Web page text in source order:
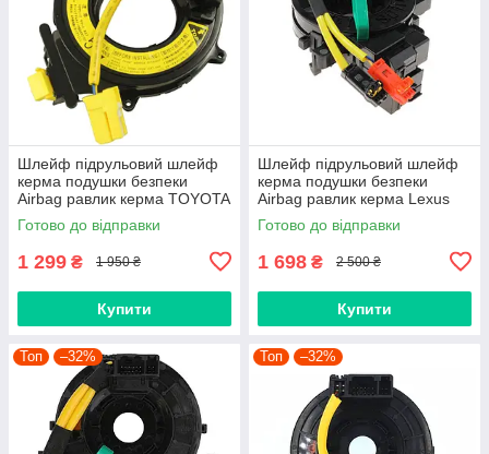
Шлейф підрульовий шлейф
керма подушки безпеки
Airbag равлик керма TOYOTA
8430612070, 843060C010
8430605020, 8430660050,
Готово до відправки
1 299 ₴ 1 950 ₴
Купити
Шлейф підрульовий шлейф
керма подушки безпеки
Airbag равлик керма Lexus
GX, LS, LX, RX, CT
8430748100 843070E070
Готово до відправки
1 698 ₴ 2 500 ₴
Купити
Топ –32% Топ –32%